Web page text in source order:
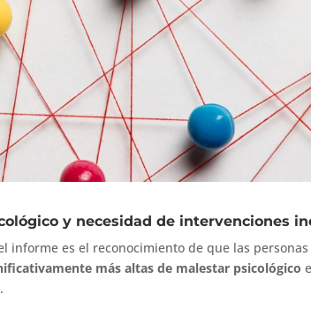
y necesidad de intervenciones
informe es el reconocimiento de que las personas
más altas de malestar psicológico